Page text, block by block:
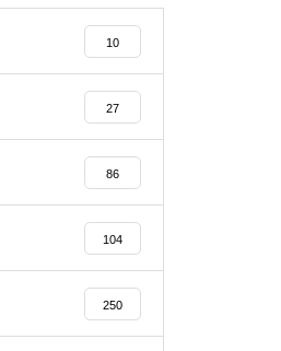
10
27
86
104
250